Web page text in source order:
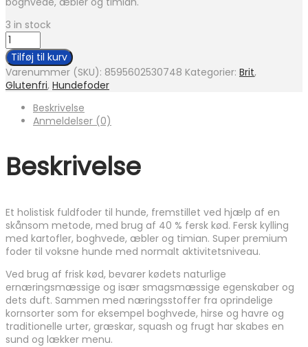
3 in stock
Brit
Fresh
Adult
Great
Life
Tilføj til kurv
Varenummer (SKU): 8595602530748 Kategorier: Brit,
Glutenfri, Hundefoder
Beskrivelse
Anmeldelser (0)
Beskrivelse
Et holistisk fuldfoder til hunde, fremstillet ved hjælp af en
skånsom metode, med brug af 40 % fersk kød. Fersk kylling
med kartofler, boghvede, æbler og timian. Super premium
foder til voksne hunde med normalt aktivitetsniveau.
Ved brug af frisk kød, bevarer kødets naturlige
ernæringsmæssige og især smagsmæssige egenskaber og
dets duft. Sammen med næringsstoffer fra oprindelige
kornsorter som for eksempel boghvede, hirse og havre og
traditionelle urter, græskar, squash og frugt har skabes en
sund og lækker menu.